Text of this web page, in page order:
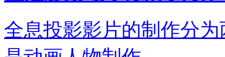
全息投影影片的制作分